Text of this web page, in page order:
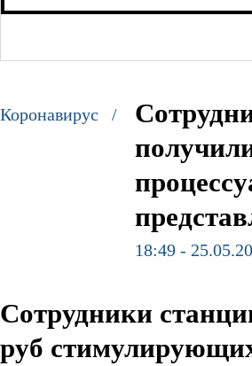
Коронавирус /
18:49 -
Сотрудники
руб